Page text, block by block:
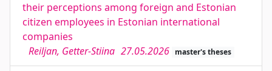
their perceptions among foreign and Estonian
citizen employees in Estonian international
companies
Reiljan, Getter-Stiina 27.05.2026 master's theses